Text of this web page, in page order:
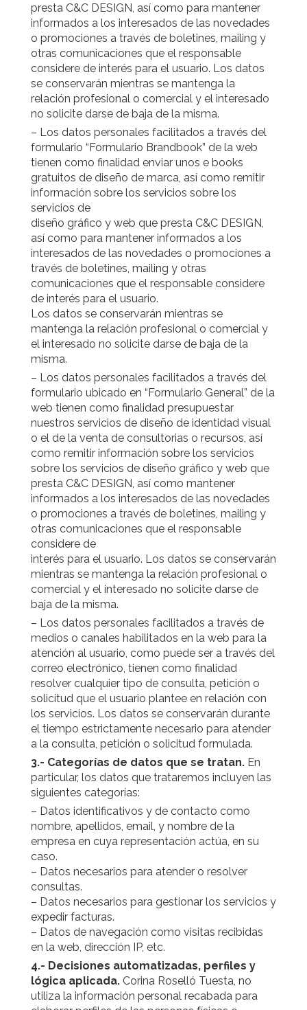
presta C&C DESIGN, así como para mantener
informados a los interesados de las novedades
o promociones a través de boletines, mailing y
otras comunicaciones que el responsable
considere de interés para el usuario. Los datos
se conservarán mientras se mantenga la
relación profesional o comercial y el interesado
no solicite darse de baja de la misma.
– Los datos personales facilitados a través del
formulario “Formulario Brandbook” de la web
tienen como finalidad enviar unos e books
gratuitos de diseño de marca, así como remitir
información sobre los servicios sobre los
servicios de
diseño gráfico y web que presta C&C DESIGN,
así como para mantener informados a los
interesados de las novedades o promociones a
través de boletines, mailing y otras
comunicaciones que el responsable considere
de interés para el usuario.
Los datos se conservarán mientras se
mantenga la relación profesional o comercial y
el interesado no solicite darse de baja de la
misma.
– Los datos personales facilitados a través del
formulario ubicado en “Formulario General” de la
web tienen como finalidad presupuestar
nuestros servicios de diseño de identidad visual
o el de la venta de consultorias o recursos, así
como remitir información sobre los servicios
sobre los servicios de diseño gráfico y web que
presta C&C DESIGN, así como mantener
informados a los interesados de las novedades
o promociones a través de boletines, mailing y
otras comunicaciones que el responsable
considere de
interés para el usuario. Los datos se conservarán
mientras se mantenga la relación profesional o
comercial y el interesado no solicite darse de
baja de la misma.
– Los datos personales facilitados a través de
medios o canales habilitados en la web para la
atención al usuario, como puede ser a través del
correo electrónico, tienen como finalidad
resolver cualquier tipo de consulta, petición o
solicitud que el usuario plantee en relación con
los servicios. Los datos se conservarán durante
el tiempo estrictamente necesario para atender
a la consulta, petición o solicitud formulada.
3.- Categorías de datos que se tratan. En
particular, los datos que trataremos incluyen las
siguientes categorías:
– Datos identificativos y de contacto como
nombre, apellidos, email, y nombre de la
empresa en cuya representación actúa, en su
caso.
– Datos necesarios para atender o resolver
consultas.
– Datos necesarios para gestionar los servicios y
expedir facturas.
– Datos de navegación como visitas recibidas
en la web, dirección IP, etc.
4.- Decisiones automatizadas, perfiles y
lógica aplicada.Corina Roselló Tuesta, no
utiliza la información personal recabada para